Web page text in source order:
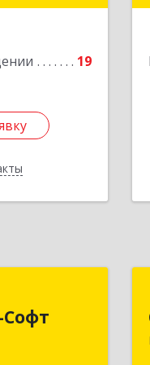
19
г, вн.тер.г.